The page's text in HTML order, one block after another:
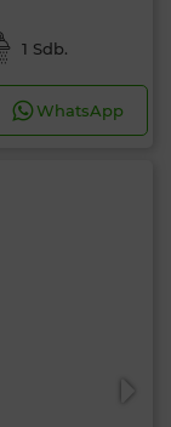
1 Sdb.
WhatsApp